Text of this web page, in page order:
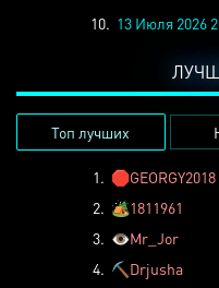
10. 13 Июля 2026
Топ лучших
1. 🛑GEORGY2018
2. 🏕️1811961
3. 👁️Mr_Jor
4. ⛏️ Drjusha